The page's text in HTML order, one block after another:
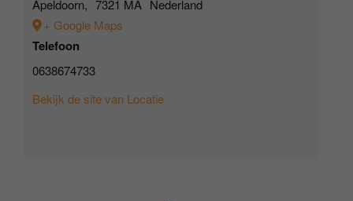
Apeldoorn, 7321 MA Nederland
+ Google Maps
Telefoon
0638674733
Bekijk de site van Locatie